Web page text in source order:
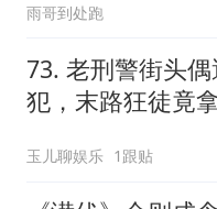
雨哥到处跑
73. 老刑警街头
犯，末路狂徒竟
玉儿聊娱乐 1跟贴